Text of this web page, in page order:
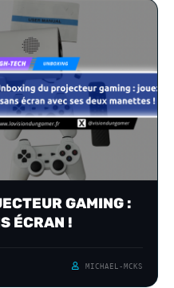
GAMING :
ÉCRAN !
MICHAEL-MCKS